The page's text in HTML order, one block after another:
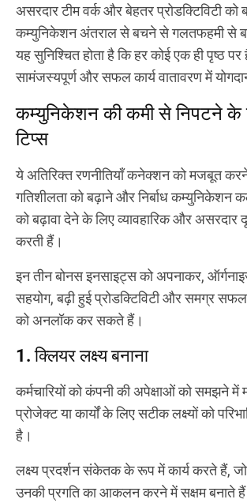
असरदार टीम वर्क और बेहतर प्रोडक्टिविटी को
कम्युनिकेशन अंतराल से बचने से गलतफहमी से
यह सुनिश्चित होता है कि हर कोई एक ही पृष्ठ
सामंजस्यपूर्ण और सफल कार्य वातावरण में
कम्युनिकेशन की कमी से निपटने के
टिप्स
ये अतिरिक्त रणनीतियाँ कनेक्शन को मजबूत
गतिशीलता को बढ़ाने और निर्बाध कम्युनिकेशन
को बढ़ावा देने के लिए व्यावहारिक और असरदार
करती हैं।
इन तीन बोनस इनसाइट्स को अपनाकर,
सहयोग, बढ़ी हुई प्रोडक्टिविटी और समग्र
को अनलॉक कर सकते हैं।
1. क्लियर लक्ष्य बनाना
कर्मचारियों को कंपनी की अपेक्षाओं को समझने
प्रोजेक्ट या कार्यों के लिए सटीक लक्ष्यों को
है।
लक्ष्य प्रदर्शन संकेतक के रूप में कार्य करते हैं, जो
उनकी प्रगति का आकलन करने में सक्षम बनाते